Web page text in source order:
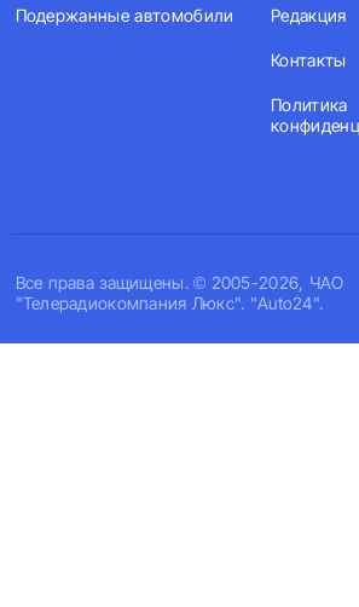
Все права защищены. © 2005-2026, ЧАО
"Телерадиокомпания Люкс". "Auto24".
Подержанные автомобили Редакция
Контакты
Политика